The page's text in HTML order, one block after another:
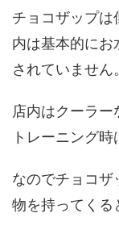
チョコザップ
内は基本的にお
されていません。
店内はクーラ
トレーニング時
なのでチョコザ
物を持ってくる